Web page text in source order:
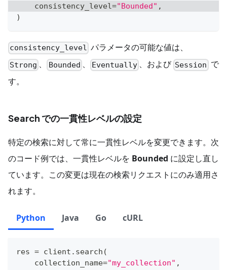
    consistency_level
="Bounded" ,
)
consistency_level パラメータの可能な値は、
Strong 、 Bounded 、 Eventually 、および Session で
す。
Search での一貫性レベルの設定
特定の検索に対して常に一貫性レベルを変更できます。次
のコード例では、一貫性レベルを Bounded に設定し直し
ています。この変更は現在の検索リクエストにのみ適用さ
れます。
Python Java Go cURL
res = client . search (
    collection_name
="my_collection" ,